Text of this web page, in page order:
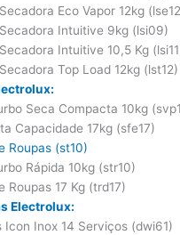
Eco Vapor 12kg
Intuitive 9kg (lsi09)
Intuitive 10,5 Kg
Top Load 12kg (lst12)
Seca Compacta 10kg
Capacidade 17kg (sfe17)
Roupas (st10)
Rápida 10kg (str10)
Roupas 17 Kg (trd17)
Electrolux:
Icon Inox 14 Serviços (dwi61)